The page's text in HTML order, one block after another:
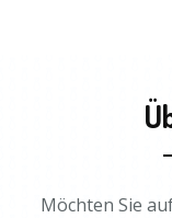
Möchten Sie